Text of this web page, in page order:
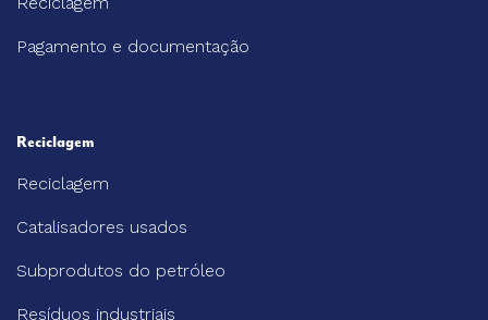
Pagamento e documentação
Reciclagem
Reciclagem
Catalisadores usados
Subprodutos do petróleo
Resíduos industriais